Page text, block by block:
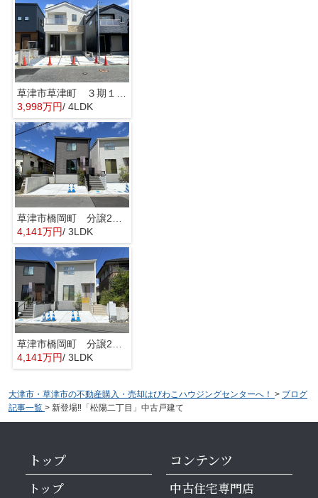
3,998万円/ 4LDK
草津市橋岡町 分譲2区画2号棟
4,141万円/ 3LDK
4,141万円/ 3LDK
大津市・草津市の不動産購入・売却はびわこハウジングセンターへ！ > ブログ
記事一覧 > 新登場‼「松陽二丁目」中古戸建て
トップ
トップ
コンテンツ
中古住宅専門店